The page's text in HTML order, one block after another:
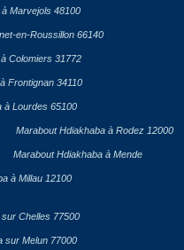
Marvejols 48100
en-Roussillon 66140
Colomiers 31772
Frontignan 34110
à Lourdes 65100
Marabout Hdiakhaba à Rodez 12000
Marabout Hdiakhaba à Mende
à Millau 12100
Chelles 77500
sur Melun 77000